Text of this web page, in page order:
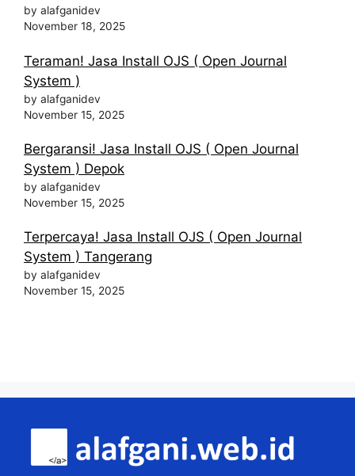
by alafganidev
November 18, 2025
Teraman! Jasa Install OJS ( Open Journal
System )
by alafganidev
November 15, 2025
Bergaransi! Jasa Install OJS ( Open Journal
System ) Depok
by alafganidev
November 15, 2025
Terpercaya! Jasa Install OJS ( Open Journal
System ) Tangerang
by alafganidev
November 15, 2025